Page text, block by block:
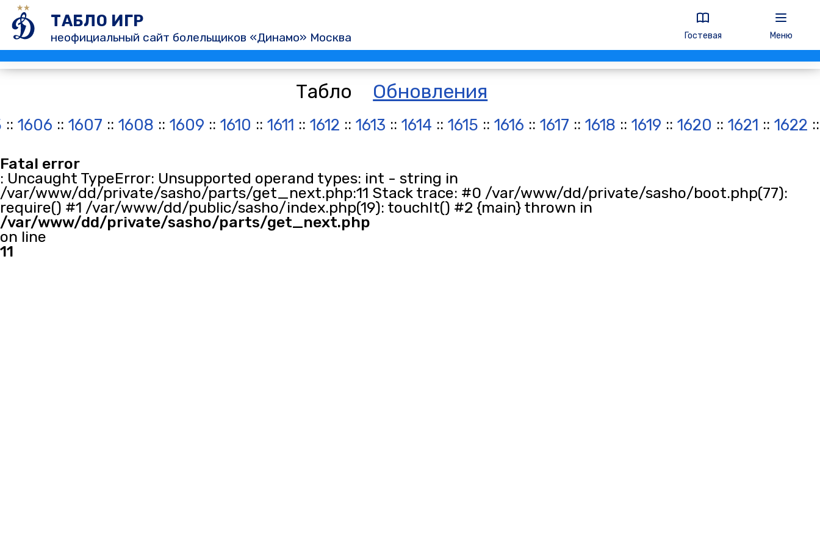
ТАБЛО ИГР
неофициальный сайт болельщиков «Динамо» Москва Гостевая Меню
Табло Обновления
:: 1606 :: 1607 :: 1608 :: 1609 :: 1610 :: 1611 :: 1612 :: 1613 :: 1614 :: 1615 :: 1616 :: 1617 :: 1618 :: 1619 :: 1620 :: 1621 :: 1622
Fatal error
: Uncaught TypeError: Unsupported operand types: int - string in
/var/www/dd/private/sasho/parts/get_next.php:11 Stack trace: #0 /var/www/dd/private/sasho/boot.php(77):
require() #1 /var/www/dd/public/sasho/index.php(19): touchIt() #2 {main} thrown in
/var/www/dd/private/sasho/parts/get_next.php
on line
11